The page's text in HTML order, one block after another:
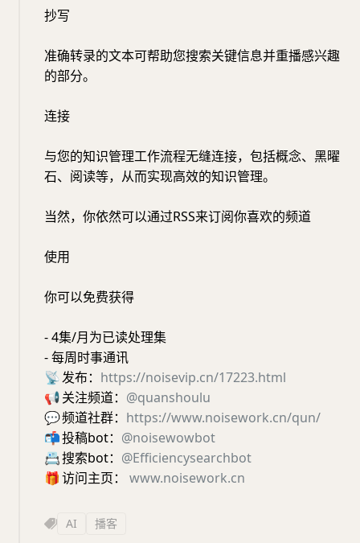
抄写
准确转录的文本可帮助您搜索关键信息并重播感兴趣
的部分。
连接
与您的知识管理工作流程无缝连接，包括概念、黑曜
石、阅读等，从而实现高效的知识管理。
当然，你依然可以通过RSS来订阅你喜欢的频道
使用
你可以免费获得
- 4集/月为已读处理集
- 每周时事通讯
📡发布： https://noisevip.cn/17223.html
📢关注频道： @quanshoulu
💬频道社群： https://www.noisework.cn/qun/
📬投稿bot： @noisewowbot
📇搜索bot： @Efficiencysearchbot
🎁访问主页： www.noisework.cn
AI 播客